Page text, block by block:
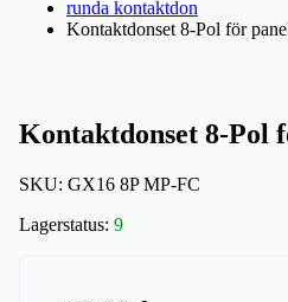
runda kontaktdon
Kontaktdonset 8-Pol för
Kontaktdonset 8-Pol
SKU: GX16 8P MP-FC
Lagerstatus: 9